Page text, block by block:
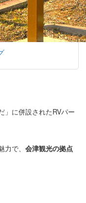
」に併設されたRVパー
で、 会津観光の拠点